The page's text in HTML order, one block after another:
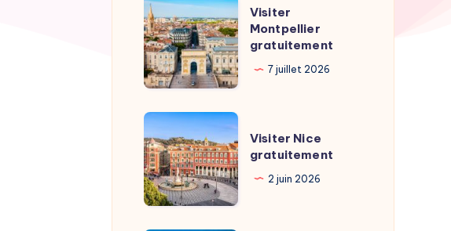
Visiter
Montpellier
gratuitement
Visiter
Montpellier
gratuitement
7 juillet 2026
Visiter
Nice
gratuitement
Visiter Nice
gratuitement
2 juin 2026